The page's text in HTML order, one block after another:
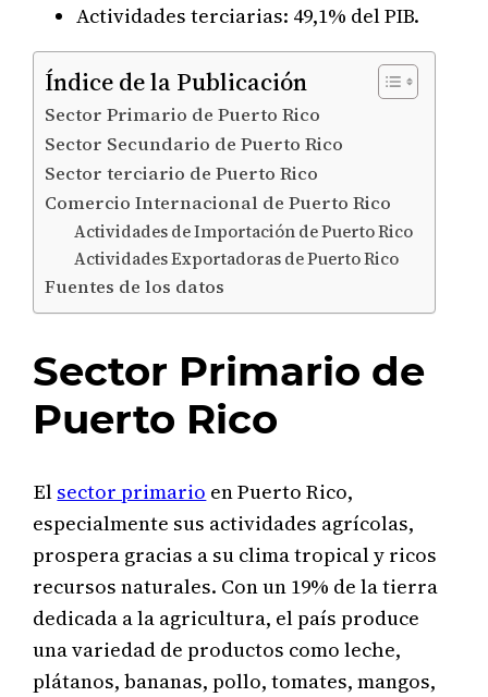
Actividades terciarias: 49,1% del PIB.
Índice de la Publicación
Sector Primario de Puerto Rico
Sector Secundario de Puerto Rico
Sector terciario de Puerto Rico
Comercio Internacional de Puerto Rico
Actividades de Importación de Puerto Rico
Actividades Exportadoras de Puerto Rico
Fuentes de los datos
Sector Primario de
Puerto Rico
El sector primario en Puerto Rico,
especialmente sus actividades agrícolas,
prospera gracias a su clima tropical y ricos
recursos naturales. Con un 19% de la tierra
dedicada a la agricultura, el país produce
una variedad de productos como leche,
plátanos, bananas, pollo, tomates, mangos,